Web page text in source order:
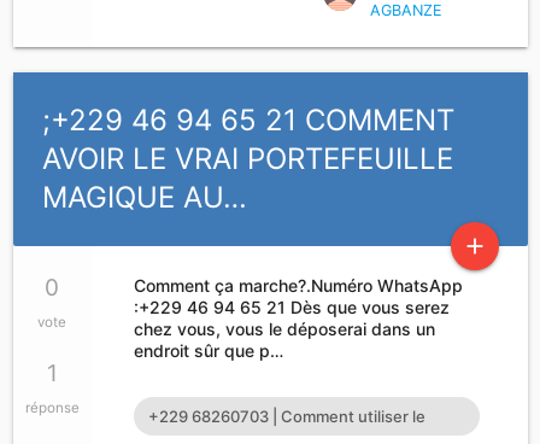
AGBANZE
;+229 46 94 65 21 COMMENT
AVOIR LE VRAI PORTEFEUILLE
MAGIQUE AU…
add
0
vote
1
réponse
Comment ça marche?.Numéro WhatsApp
:+229 46 94 65 21 Dès que vous serez
chez vous, vous le déposerai dans un
endroit sûr que p…
+229 68260703 | Comment utiliser le